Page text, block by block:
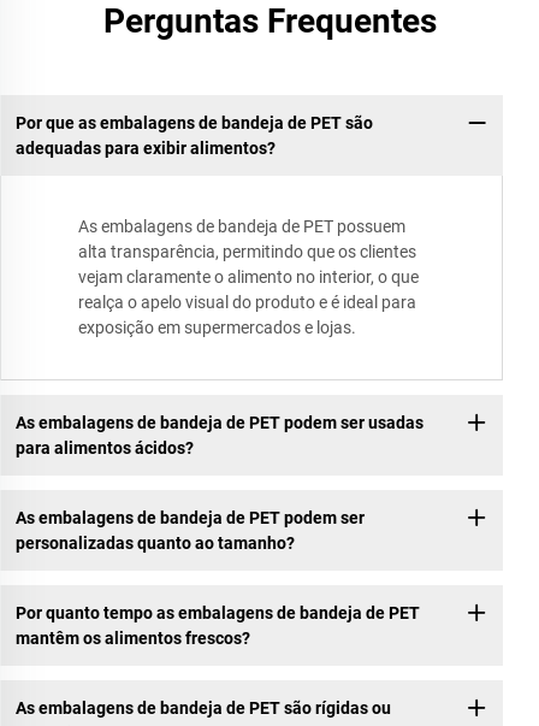
Perguntas Frequentes
Por que as embalagens de bandeja de PET são
adequadas para exibir alimentos?
As embalagens de bandeja de PET possuem
alta transparência, permitindo que os clientes
vejam claramente o alimento no interior, o que
realça o apelo visual do produto e é ideal para
exposição em supermercados e lojas.
As embalagens de bandeja de PET podem ser usadas
para alimentos ácidos?
As embalagens de bandeja de PET podem ser
personalizadas quanto ao tamanho?
Por quanto tempo as embalagens de bandeja de PET
mantêm os alimentos frescos?
As embalagens de bandeja de PET são rígidas ou